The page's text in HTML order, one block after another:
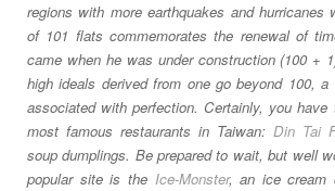
regions with more earthquakes and hurricanes
of 101 flats commemorates the renewal of
came when he was under construction (100 +
high ideals derived from one go beyond 100, a
associated with perfection. Certainly, you
most famous restaurants in Taiwan: Din Tai
soup dumplings. Be prepared to wait, but well
popular site is the Ice-Monster, an ice cream